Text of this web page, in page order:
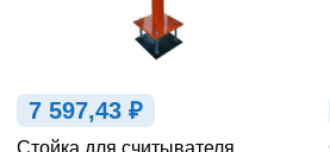
7 597,43 ₽
Стойка для считывателя